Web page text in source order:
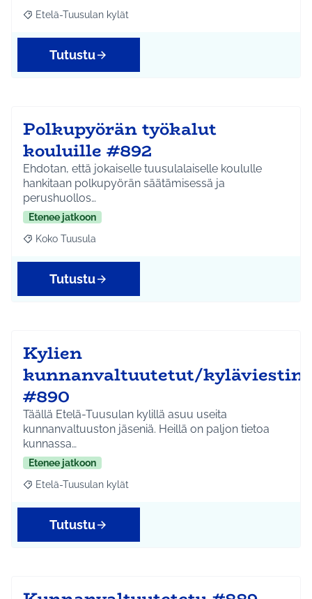
Rajaa tulokset aihepiirin mukaan: Etelä-Tuusulan kylät
Etelä-Tuusulan kylät
Tutustu
Polkupyörän työkalut
kouluille #892
Ehdotan, että jokaiselle tuusulalaiselle koululle
hankitaan polkupyörän säätämisessä ja
perushuollos…
Etenee jatkoon
Rajaa tulokset aihepiirin mukaan: Koko Tuusula
Koko Tuusula
Tutustu
Kylien
kunnanvaltuutetut/
#890
Täällä Etelä-Tuusulan kylillä asuu useita
kunnanvaltuuston jäseniä. Heillä on paljon tietoa
kunnassa…
Etenee jatkoon
Rajaa tulokset aihepiirin mukaan: Etelä-Tuusulan kylät
Etelä-Tuusulan kylät
Tutustu